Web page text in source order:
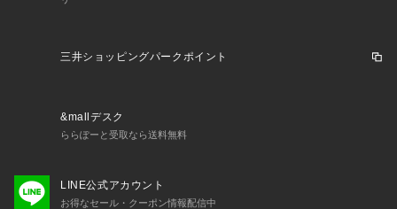
三井ショッピングパークポイント
&mallデスク
ららぽーと受取なら送料無料
LINE公式アカウント
お得なセール・クーポン情報配信中